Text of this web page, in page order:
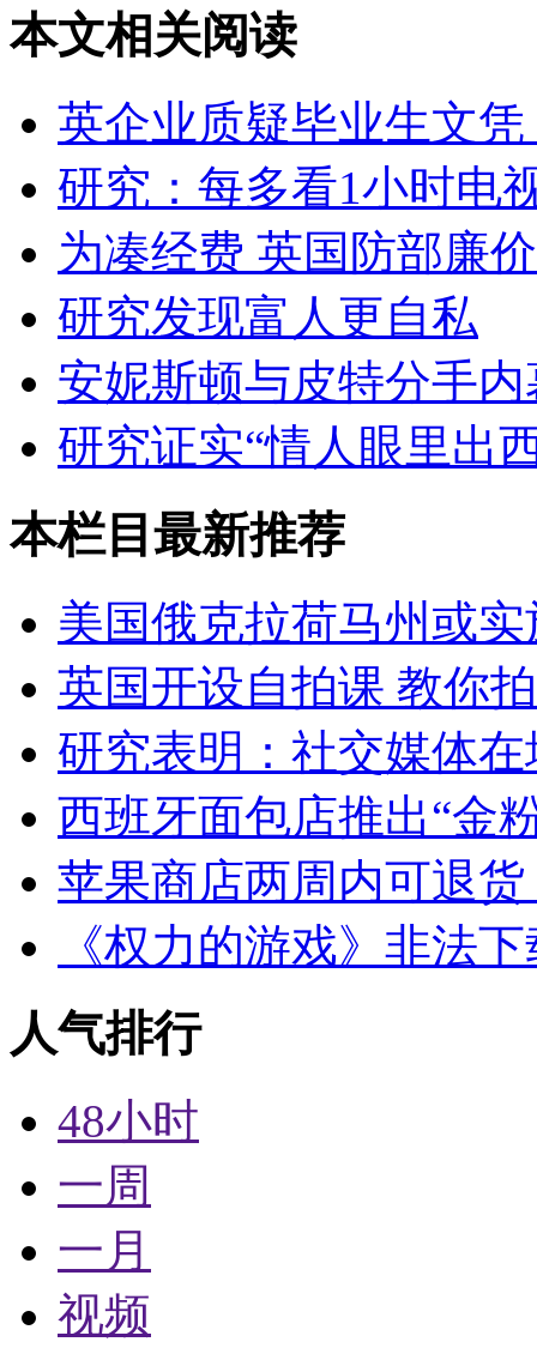
本文相关阅读
英企业质疑毕业生文
研究：每多看1小时电
为凑经费 英国防部廉
研究发现富人更自私
安妮斯顿与皮特分手
研究证实“情人眼里出
本栏目最新推荐
美国俄克拉荷马州或
英国开设自拍课 教你
研究表明：社交媒体
西班牙面包店推出“金
苹果商店两周内可退
《权力的游戏》非法
人气排行
48小时
一周
一月
视频